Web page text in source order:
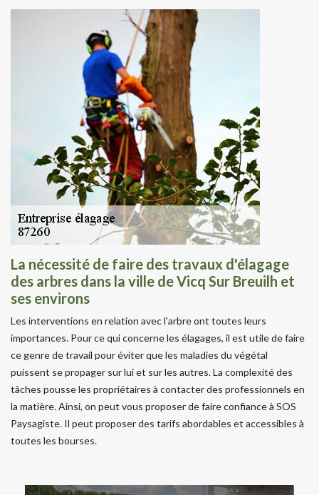
La nécessité de faire des travaux d'élagage
des arbres dans la ville de Vicq Sur Breuilh et
ses environs
Les interventions en relation avec l'arbre ont toutes leurs
importances. Pour ce qui concerne les élagages, il est utile de faire
ce genre de travail pour éviter que les maladies du végétal
puissent se propager sur lui et sur les autres. La complexité des
tâches pousse les propriétaires à contacter des professionnels en
la matière. Ainsi, on peut vous proposer de faire confiance à SOS
Paysagiste. Il peut proposer des tarifs abordables et accessibles à
toutes les bourses.